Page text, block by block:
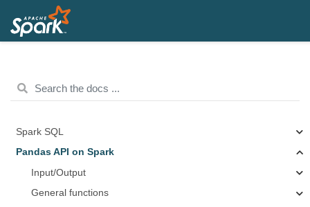
Spark SQL
Pandas API on Spark
Input/Output
General functions